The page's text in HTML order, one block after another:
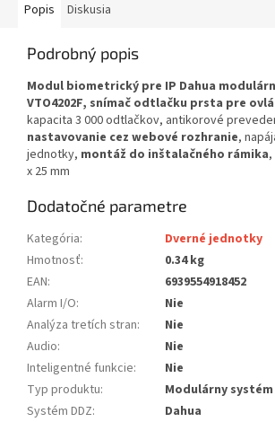
Popis Diskusia
Podrobný popis
Modul biometrický pre IP Dahua
VTO4202F, snímač odtlačku prsta pre
kapacita 3 000 odtlačkov, antikorové
nastavovanie cez webové rozhranie,
jednotky, montáž do inštalačného rámika,
x 25 mm
Dodatočné parametre
Kategória:
Dverné jednotky
Hmotnosť:
0.34 kg
EAN:
6939554918452
Alarm I/O:
Nie
Analýza tretích stran:
Nie
Audio:
Nie
Inteligentné funkcie:
Nie
Typ produktu:
Modulárny systém
Systém DDZ:
Dahua